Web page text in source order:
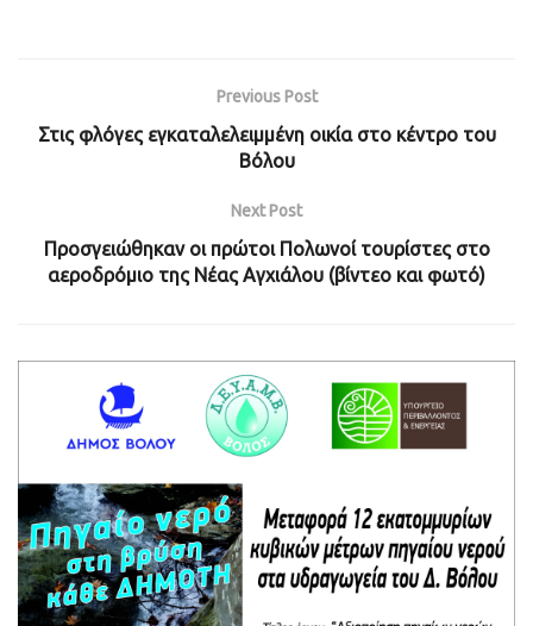
Previous Post
Στις φλόγες εγκαταλελειμμένη οικία στο κέντρο του
Βόλου
Next Post
Προσγειώθηκαν οι πρώτοι Πολωνοί τουρίστες στο
αεροδρόμιο της Νέας Αγχιάλου (βίντεο και φωτό)